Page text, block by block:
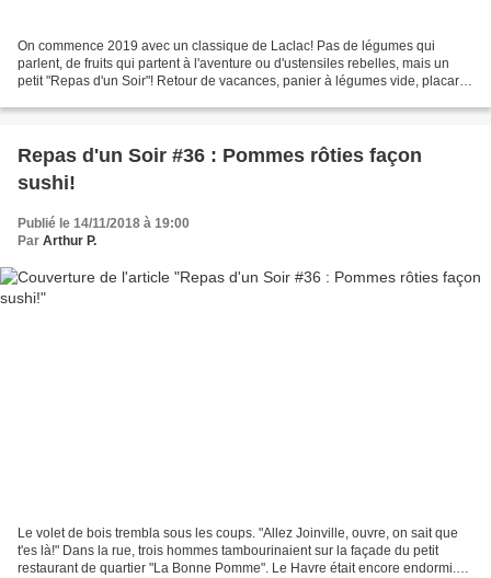
On commence 2019 avec un classique de Laclac! Pas de légumes qui
parlent, de fruits qui partent à l'aventure ou d'ustensiles rebelles, mais un
petit "Repas d'un Soir"! Retour de vacances, panier à légumes vide, placard
Repas d'un Soir #36 : Pommes rôties façon
sushi!
Publié le 14/11/2018 à 19:00
Par Arthur P.
Le volet de bois trembla sous les coups. "Allez Joinville, ouvre, on sait que
t'es là!" Dans la rue, trois hommes tambourinaient sur la façade du petit
restaurant de quartier "La Bonne Pomme". Le Havre était encore endormi.